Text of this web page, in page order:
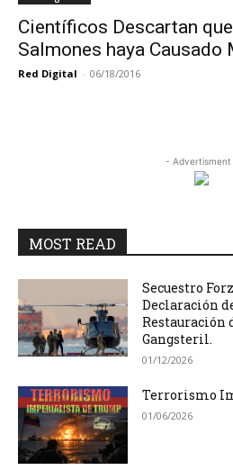
Científicos Descartan
Salmones haya Causado
Red Digital - 06/18/2016
- Advertisment
MOST READ
Secuestro
Declaración
Restauración
Gangsteril.
01/12/2026
Terrorismo
01/06/2026